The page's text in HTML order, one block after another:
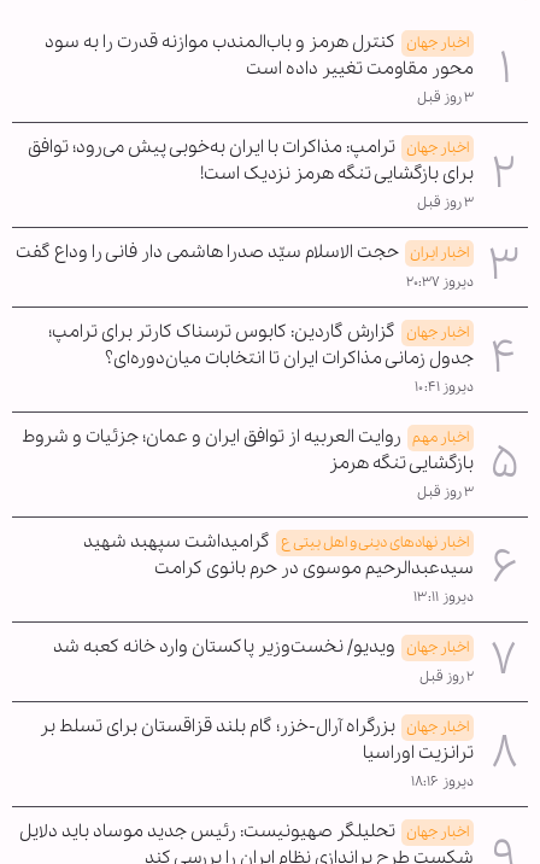
اخبار جهان کنترل هرمز و باب‌المندب موازنه قدرت را به سود
محور مقاومت تغییر داده است
۳ روز قبل
اخبار جهان ترامپ: مذاکرات با ایران به‌خوبی پیش می‌رود؛ توافق
برای بازگشایی تنگه هرمز نزدیک است!
۳ روز قبل
اخبار ایران حجت الاسلام سیّد صدرا هاشمی دار فانی را وداع گفت
دیروز ۲۰:۳۷
اخبار جهان گزارش گاردین: کابوس ترسناک کارتر برای ترامپ؛
جدول زمانی مذاکرات ایران تا انتخابات میان‌دوره‌ای؟
دیروز ۱۰:۴۱
اخبار مهم روایت العربیه از توافق ایران و عمان؛ جزئیات و شروط
بازگشایی تنگه هرمز
۳ روز قبل
اخبار نهادهای دینی و اهل بیتی ع گرامیداشت سپهبد شهید
سیدعبدالرحیم موسوی در حرم بانوی کرامت
دیروز ۱۳:۱۱
اخبار جهان ویدیو/ نخست‌وزیر پاکستان وارد خانه کعبه شد
۲ روز قبل
اخبار جهان بزرگراه آرال-خزر؛ گام بلند قزاقستان برای تسلط بر
ترانزیت اوراسیا
دیروز ۱۸:۱۶
اخبار جهان تحلیلگر صهیونیست: رئیس جدید موساد باید دلایل
شکست طرح براندازی نظام ایران را بررسی کند